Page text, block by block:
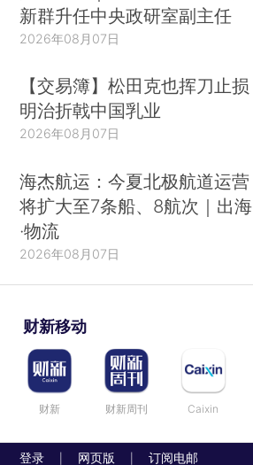
新群升任中央政研室副主任
2026年08月07日
【交易簿】松田克也挥刀止损
明治折戟中国乳业
2026年08月07日
海杰航运：今夏北极航道运营
将扩大至7条船、8航次｜出海
·物流
2026年08月07日
财新移动
财新 财新周刊 Caixin
登录 网页版 订阅电邮